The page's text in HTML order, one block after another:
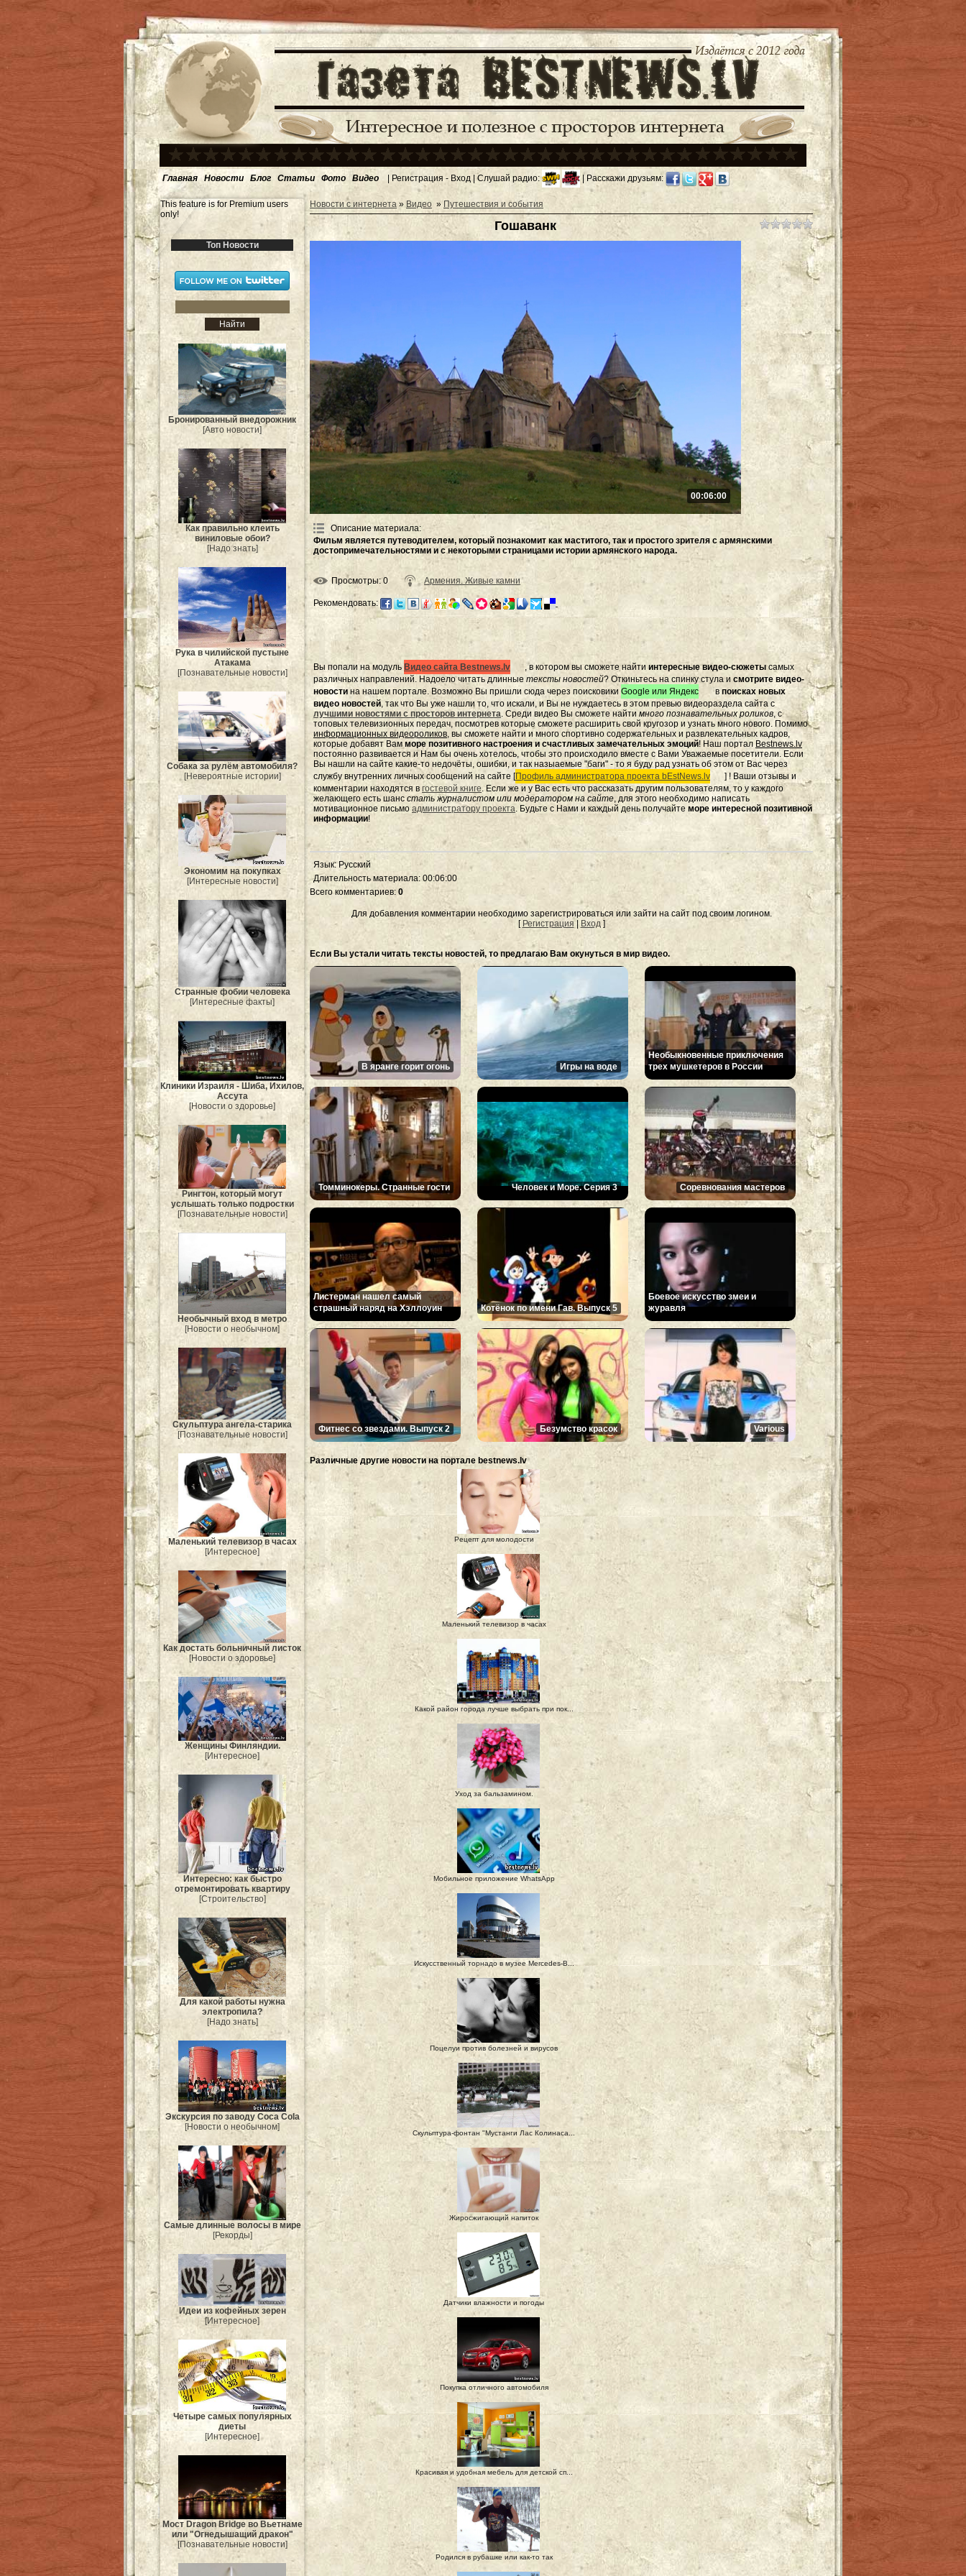
Главная Новости Блог Статьи Фото Видео | Регистрация - Вход | Слушай радио: | Расскажи друзьям:
This feature is for Premium users
only!
Топ Новости
Бронированный внедорожник
[Авто новости]
Как правильно клеить
виниловые обои?
[Надо знать]
Рука в чилийской пустыне
Атакама
[Познавательные новости]
Собака за рулём автомобиля?
[Невероятные истории]
Экономим на покупках
[Интересные новости]
Странные фобии человека
[Интересные факты]
Клиники Израиля - Шиба, Ихилов,
Ассута
[Новости о здоровье]
Рингтон, который могут
услышать только подростки
[Познавательные новости]
Необычный вход в метро
[Новости о необычном]
Скульптура ангела-старика
[Познавательные новости]
Маленький телевизор в часах
[Интересное]
Как достать больничный листок
[Новости о здоровье]
Женщины Финляндии.
[Интересное]
Интересно: как быстро
отремонтировать квартиру
[Строительство]
Для какой работы нужна
электропила?
[Надо знать]
Экскурсия по заводу Coca Cola
[Новости о необычном]
Самые длинные волосы в мире
[Рекорды]
Идеи из кофейных зерен
[Интересное]
Четыре самых популярных
диеты
[Интересное]
Мост Dragon Bridge во Вьетнаме
или "Огнедышащий дракон"
[Познавательные новости]
Новости с интернета » Видео » Путешествия и события
Гошаванк
00:06:00
Описание материала:
Фильм является путеводителем, который познакомит как маститого, так и простого зрителя с армянскими
достопримечательностями и с некоторыми страницами истории армянского народа.
Просмотры: 0 Армения. Живые камни
Рекомендовать:
Вы попали на модуль Видео сайта Bestnews.lv , в котором вы сможете найти интересные видео-сюжетысамых
различных направлений. Надоело читать длинные тексты новостей? Откиньтесь на спинку стула и смотрите видео-
новости на нашем портале. Возможно Вы пришли сюда через поисковики Google или Яндекс в поисках новых
видео новостей, так что Вы уже нашли то, что искали, и Вы не нуждаетесь в этом превью видеораздела сайта с
лучшими новостями с просторов интернета. Среди видео Вы сможете найти много познавательных роликов, с
топовых телевизионных передач, посмотрев которые сможете расширить свой кругозор и узнать много нового. Помимо
информационных видеороликов, вы сможете найти и много спортивно содержательных и развлекательных кадров,
которые добавят Вамморе позитивного настроения и счастливых замечательных эмоций! Наш портал Bestnews.lv
постоянно развивается и Нам бы очень хотелось, чтобы это происходило вместе с Вами Уважаемые посетители. Если
Вы нашли на сайте какие-то недочёты, ошибки, и так назыаемые "баги" - то я буду рад узнать об этом от Вас через
службу внутренних личных сообщений на сайте [Профиль администратора проекта bEstNews.lv
] ! Ваши отзывы и
комментарии находятся в гостевой книге. Если же и у Вас есть что рассказать другим пользователям, то у каждого
желающего есть шансстать журналистом или модератором на сайте, для этого необходимо написать
мотивационное письмо администратору проекта. Будьте с Нами и каждый день получайте море интересной позитивной
информации!
Язык: Русский
Длительность материала: 00:06:00
Всего комментариев: 0
Для добавления комментарии необходимо зарегистрироваться или зайти на сайт под своим логином.
[ Регистрация Вход]
Если Вы устали читать тексты новостей, то предлагаю Вам окунуться в мир видео.
В яранге горит огонь Игры на воде
Необыкновенные приключения
трех мушкетеров в России
Томминокеры. Странные гости Человек и Море. Серия 3 Соревнования мастеров
Листерман нашел самый
страшный наряд на Хэллоуин
Котёнок по имени Гав. Выпуск 5
Боевое искусство змеи и
журавля
Фитнес со звездами. Выпуск 2 Безумство красок Various
Различные другие новости на портале bestnews.lv
Рецепт для молодости
Маленький телевизор в часах
Какой район города лучше выбрать при пок...
Уход за бальзамином.
Мобильное приложение WhatsApp
Искусственный торнадо в музее Mercedes-B...
Поцелуи против болезней и вирусов
Скульптура-фонтан "Мустанги Лас Колинаса...
Жиросжигающий напиток
Датчики влажности и погоды
Покупка отличного автомобиля
Красивая и удобная мебель для детской сп...
Родился в рубашке или как-то так